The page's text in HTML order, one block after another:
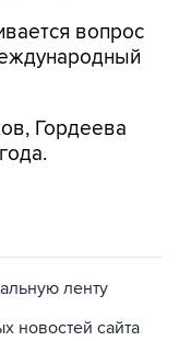
вопрос
Гордеева
ленту
новостей сайта